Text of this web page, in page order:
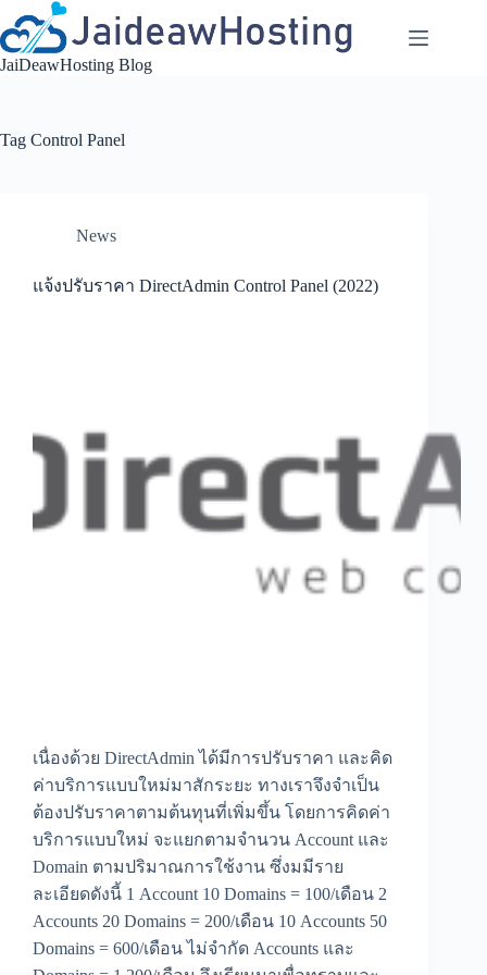
to
content
JaiDeawHosting Blog
Tag Control Panel
News
แจ้งปรับราคา DirectAdmin Control Panel (2022)
เนื่องด้วย DirectAdmin ได้มีการปรับราคา และคิด
ค่าบริการแบบใหม่มาสักระยะ ทางเราจึงจำเป็น
ต้องปรับราคาตามต้นทุนที่เพิ่มขึ้น โดยการคิดค่า
บริการแบบใหม่ จะแยกตามจำนวน Account และ
Domain ตามปริมาณการใช้งาน ซึ่งมมีราย
ละเอียดดังนี้ 1 Account 10 Domains = 100/เดือน 2
Accounts 20 Domains = 200/เดือน 10 Accounts 50
Domains = 600/เดือน ไม่จำกัด Accounts และ